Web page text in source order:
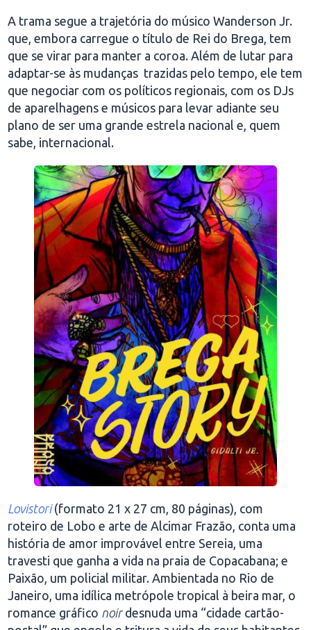
A trama segue a trajetória do músico Wanderson Jr.
que, embora carregue o título de Rei do Brega, tem
que se virar para manter a coroa. Além de lutar para
adaptar-se às mudanças trazidas pelo tempo, ele tem
que negociar com os políticos regionais, com os DJs
de aparelhagens e músicos para levar adiante seu
plano de ser uma grande estrela nacional e, quem
sabe, internacional.
Lovistori(formato 21 x 27 cm, 80 páginas), com
roteiro de Lobo e arte de Alcimar Frazão, conta uma
história de amor improvável entre Sereia, uma
travesti que ganha a vida na praia de Copacabana; e
Paixão, um policial militar. Ambientada no Rio de
Janeiro, uma idílica metrópole tropical à beira mar, o
romance gráfico noirdesnuda uma “cidade cartão-